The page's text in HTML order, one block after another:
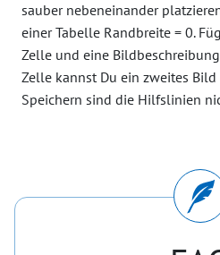
sauber nebeneinander
einer Tabelle Randbreite = 0.
Zelle und eine
Zelle kannst Du ein zweites
Speichern sind die Hilfslinien